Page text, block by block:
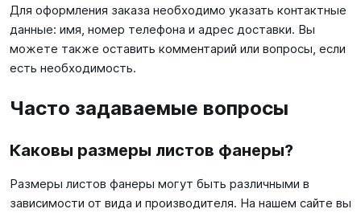
Для оформления заказа необходимо указать контактные
данные: имя, номер телефона и адрес доставки. Вы
можете также оставить комментарий или вопросы, если
есть необходимость.
Часто задаваемые вопросы
Каковы размеры листов фанеры?
Размеры листов фанеры могут быть различными в
зависимости от вида и производителя. На нашем сайте вы